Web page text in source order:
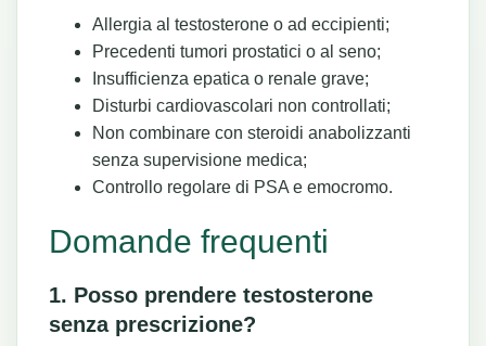
Allergia al testosterone o ad eccipienti;
Precedenti tumori prostatici o al seno;
Insufficienza epatica o renale grave;
Disturbi cardiovascolari non controllati;
Non combinare con steroidi anabolizzanti
senza supervisione medica;
Controllo regolare di PSA e emocromo.
Domande frequenti
1. Posso prendere testosterone
senza prescrizione?